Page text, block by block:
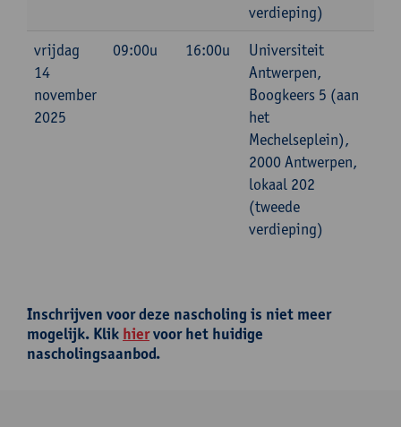
verdieping)
vrijdag
14
november
2025
09:00u 16:00u
Universiteit
Antwerpen,
Boogkeers 5 (aan
het
Mechelseplein),
2000 Antwerpen,
lokaal 202
(tweede
verdieping)
Inschrijven voor deze nascholing is niet meer
mogelijk. Klik hiervoor het huidige
nascholingsaanbod.